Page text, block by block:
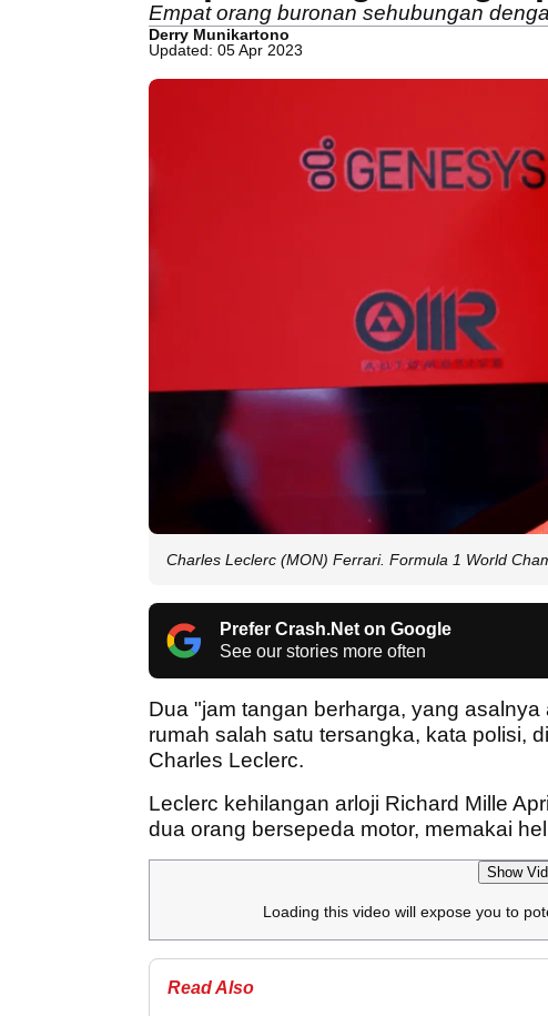
Empat orang buronan sehubungan
Derry Munikartono
Updated: 05 Apr 2023
Charles Leclerc (MON) Ferrari. Formula 1 World
Prefer Crash.Net on Google
See our stories more often
Dua "jam tangan berharga, yang
rumah salah satu tersangka, kata polisi,
Charles Leclerc.
Leclerc kehilangan arloji Richard Mille
dua orang bersepeda motor, memakai
Show
Loading this video will expose you to
Read Also